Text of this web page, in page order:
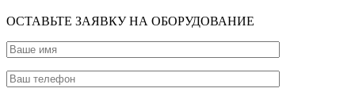
ОСТАВЬТЕ ЗАЯВКУ НА ОБОРУДОВАНИЕ